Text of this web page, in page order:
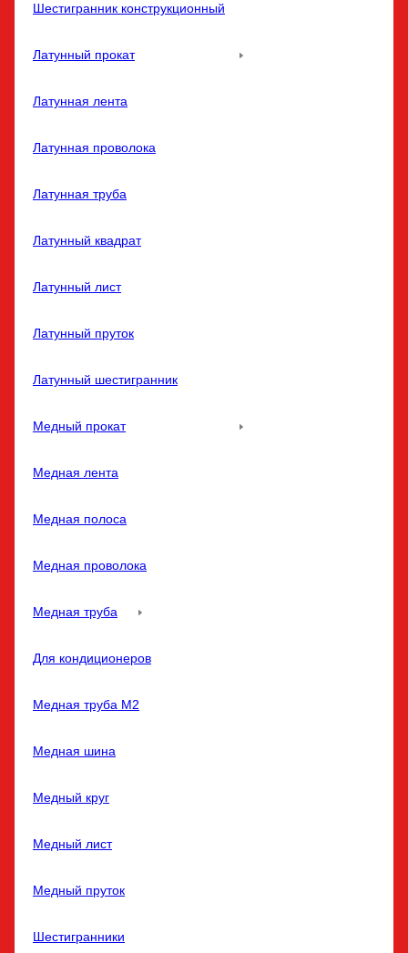
Шестигранник конструкционный
Латунный прокат
Латунная лента
Латунная проволока
Латунная труба
Латунный квадрат
Латунный лист
Латунный пруток
Латунный шестигранник
Медный прокат
Медная лента
Медная полоса
Медная проволока
Медная труба
Для кондиционеров
Медная труба M2
Медная шина
Медный круг
Медный лист
Медный пруток
Шестигранники